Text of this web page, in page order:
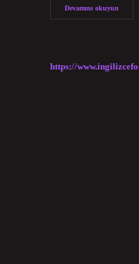
Devamını okuyun
https://